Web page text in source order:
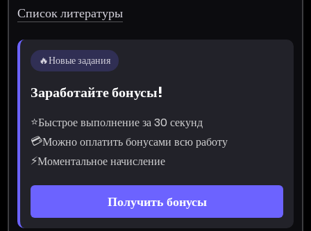
Список литературы
🔥Новые задания
Заработайте бонусы!
⭐Быстрое выполнение за 30 секунд
💳Можно оплатить бонусами всю работу
⚡Моментальное начисление
Получить бонусы